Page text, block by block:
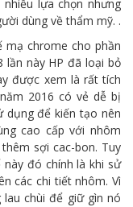
lựa chọn nhưng
dùng về thẩm mỹ. .
mạ chrome cho phần
lần này HP đã loại bỏ
được xem là rất tích
2016 có vẻ dễ bị
dụng để kiến tạo nên
cao cấp với nhôm
sợi cac-bon. Tuy
đó chính là khi sử
các chi tiết nhôm. Vì
chùi để giữ gìn nó